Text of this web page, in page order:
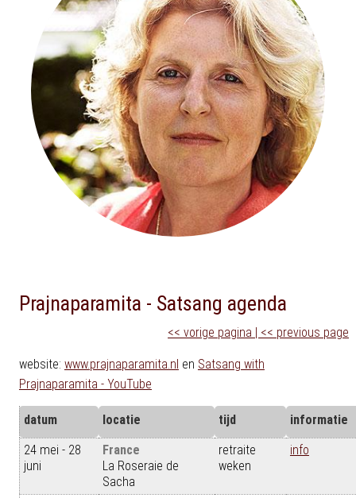
Prajnaparamita - Satsang agenda
<< vorige pagina | << previous page
website: www.prajnaparamita.nl en Satsang with
Prajnaparamita - YouTube
datum locatie tijd
informatie
24 mei - 28
juni
France
La Roseraie de
Sacha
retraite
weken
info